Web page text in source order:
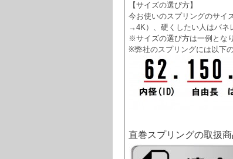
【サイズの選び方】
今お使いのスプリングのサイ
→4K）、硬くしたい人はバネ
※サイズの選び方は一例とな
※弊社のスプリングには以下
直巻スプリングの取扱